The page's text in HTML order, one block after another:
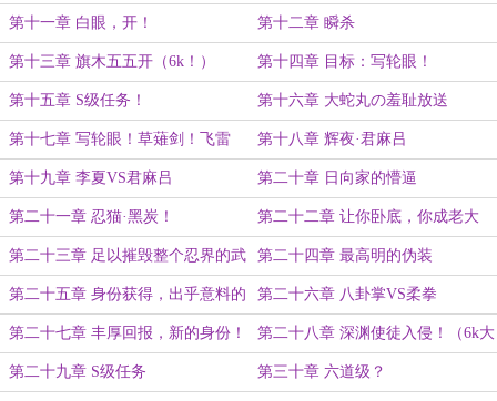
章）
第十一章 白眼，开！ 第十二章 瞬杀
第十三章 旗木五五开（6k！） 第十四章 目标：写轮眼！
第十五章 S级任务！ 第十六章 大蛇丸の羞耻放送
第十七章 写轮眼！草薙剑！飞雷
神！
第十八章 辉夜·君麻吕
第十九章 李夏VS君麻吕 第二十章 日向家的懵逼
第二十一章 忍猫·黑炭！ 第二十二章 让你卧底，你成老大
了？
第二十三章 足以摧毁整个忍界的武
器
第二十四章 最高明的伪装
第二十五章 身份获得，出乎意料的
收获！
第二十六章 八卦掌VS柔拳
第二十七章 丰厚回报，新的身份！
（6K大章）
第二十八章 深渊使徒入侵！（6k大
章）
第二十九章 S级任务 第三十章 六道级？